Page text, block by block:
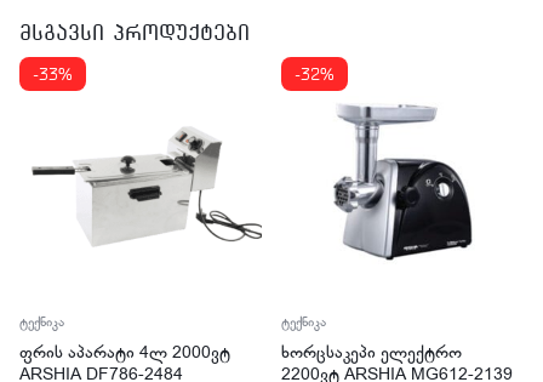
მსგავსი პროდუქტები
-33%
ტექნიკა
ფრის აპარატი 4ლ 2000ვტ
ARSHIA DF786-2484
-32%
ტექნიკა
ხორცსაკეპი ელექტრო
2200ვტ ARSHIA MG612-2139